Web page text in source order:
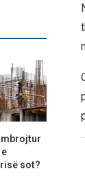
mbrojtur
sot?